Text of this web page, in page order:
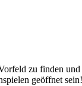
zu finden
geöffnet sein!